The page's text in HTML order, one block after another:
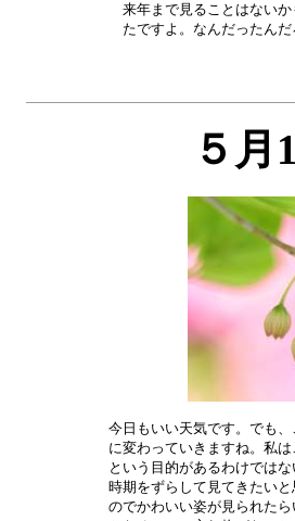
来年まで見ることはない
５月
今日もいい天気です。でも
に変わっていきますね。私
という目的があるわけでは
時期をずらして見てきたい
のでかわいい姿が見られた